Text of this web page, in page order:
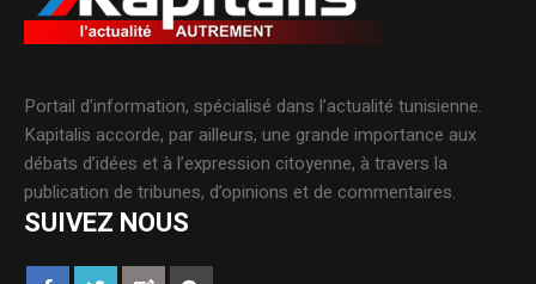
Portail d’information, spécialisé dans l’actualité tunisienne.
Kapitalis accorde, par ailleurs, une grande importance aux
débats d’idées et à l’expression citoyenne, à travers la
publication de tribunes, d’opinions et de commentaires.
SUIVEZ NOUS